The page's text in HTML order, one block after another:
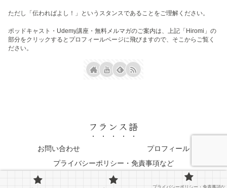
ただし「伝わればよし！」というスタンスであることをご理解ください。
ポッドキャスト・Udemy講座・無料メルマガのご案内は、上記「Hiromi」の
部分をクリックするとプロフィールページに飛びますので、そこからご覧く
ださい。
フランス語
お問い合わせ
プロフィール
プライバシーポリシー・免責事項など
© 2023 フランス語.
プライバシーポリシー・免責事項な